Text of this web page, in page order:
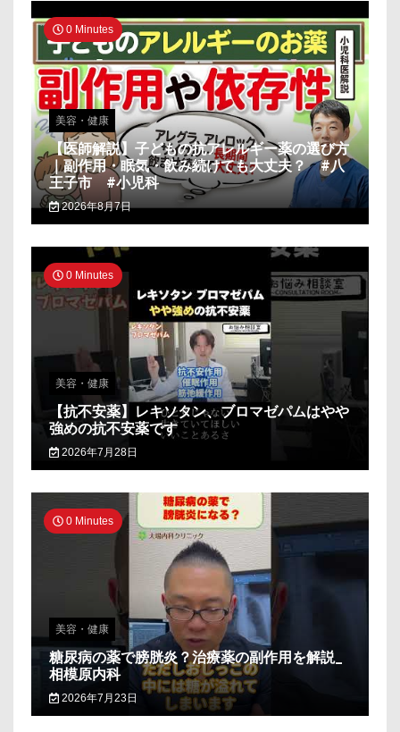
0 Minutes
美容・健康
【医師解説】子どもの抗アレルギー薬の選び方
｜副作用・眠気・飲み続けても大丈夫？ #八
王子市 #小児科
2026年8月7日
0 Minutes
美容・健康
【抗不安薬】レキソタン、ブロマゼパムはやや
強めの抗不安薬です
2026年7月28日
0 Minutes
美容・健康
糖尿病の薬で膀胱炎？治療薬の副作用を解説_
相模原内科
2026年7月23日